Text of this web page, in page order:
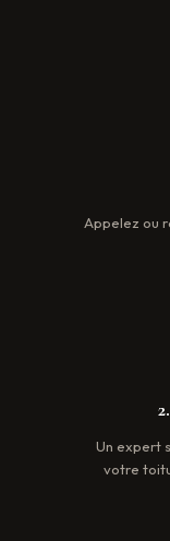
Appelez ou
Un expert
votre